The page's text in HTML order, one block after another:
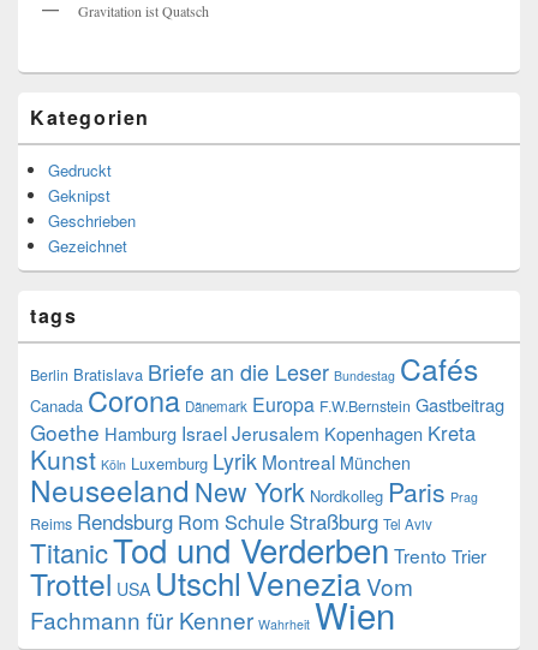
Gravitation ist Quatsch
Kategorien
Gedruckt
Geknipst
Geschrieben
Gezeichnet
tags
Berlin Bratislava Briefe an die Leser Bundestag Cafés
Canada Corona Dänemark Europa F.W.Bernstein Gastbeitrag
Goethe Hamburg IsraelJerusalem Kopenhagen Kreta
Kunst Köln Luxemburg Lyrik Montreal München
Neuseeland New York Nordkolleg Paris Prag
Reims Rendsburg Rom Schule Straßburg Tel Aviv
TitanicTod und Verderben Trento Trier
Trottel USA UtschlVeneziaVom
Fachmann für Kenner Wahrheit Wien